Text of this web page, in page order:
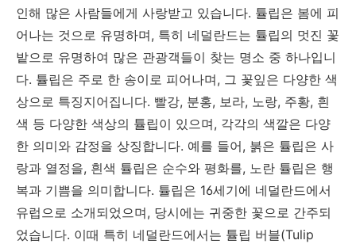
인해 많은 사람들에게 사랑받고 있습니다. 튤립은 봄에 피
어나는 것으로 유명하며, 특히 네덜란드는 튤립의 멋진 꽃
밭으로 유명하여 많은 관광객들이 찾는 명소 중 하나입니
다. 튤립은 주로 한 송이로 피어나며, 그 꽃잎은 다양한 색
상으로 특징지어집니다. 빨강, 분홍, 보라, 노랑, 주황, 흰
색 등 다양한 색상의 튤립이 있으며, 각각의 색깔은 다양
한 의미와 감정을 상징합니다. 예를 들어, 붉은 튤립은 사
랑과 열정을, 흰색 튤립은 순수와 평화를, 노란 튤립은 행
복과 기쁨을 의미합니다. 튤립은 16세기에 네덜란드에서
유럽으로 소개되었으며, 당시에는 귀중한 꽃으로 간주되
었습니다. 이때 특히 네덜란드에서는 튤립 버블(Tulip